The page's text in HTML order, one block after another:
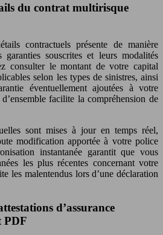
du contrat multirisque
contractuels présente de manière
garanties souscrites et leurs modalités
consulter le montant de votre capital
selon les types de sinistres, ainsi
éventuellement ajoutées à votre
facilite la compréhension de
sont mises à jour en temps réel,
modification apportée à votre police
instantanée garantit que vous
les plus récentes concernant votre
les malentendus lors d’une déclaration
d’assurance
PDF